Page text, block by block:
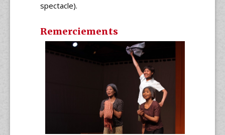
spectacle).
Remerciements